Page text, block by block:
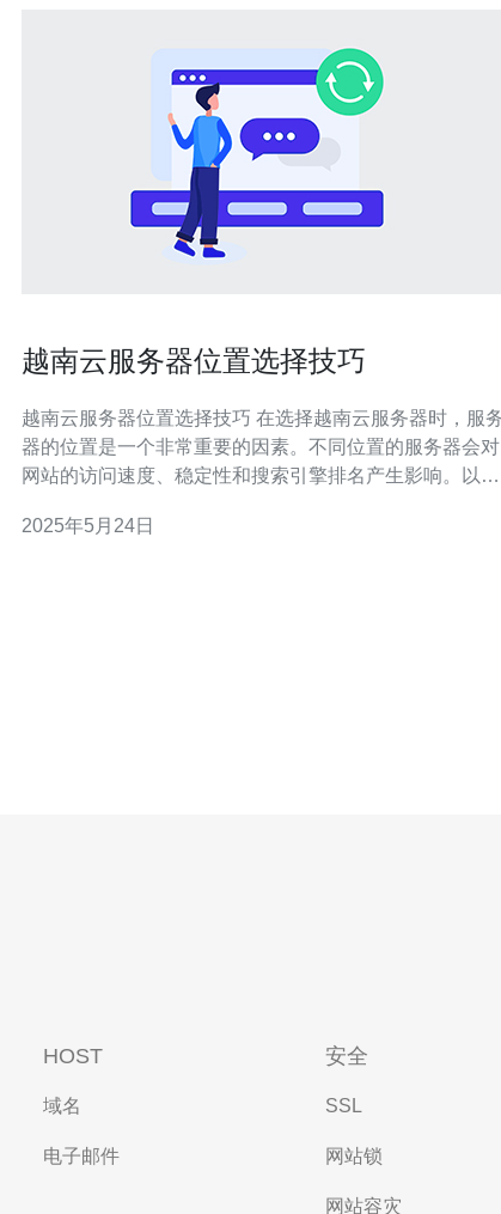
越南云服务器位置选择技巧
越南云服务器位置选择技巧 在选择越南云服务器时，服务
器的位置是一个非常重要的因素。不同位置的服务器会对
网站的访问速度、稳定性和搜索引擎排名产生影响。以下
网站的目标用户所在地。如果大部分用户来自越南，选择
2025年5月24日
HOST
域名
电子邮件
安全
SSL
网站锁
网站容灾